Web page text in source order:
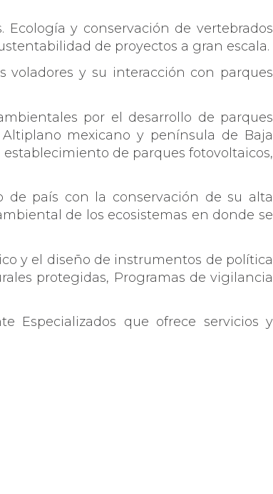
y conservación de vertebrados
de proyectos a gran escala.
voladores y su interacción con parques
por el desarrollo de parques
mexicano y península de Baja
de parques fotovoltaicos,
de país con la conservación de su alta
de los ecosistemas en donde se
y el diseño de instrumentos de política
protegidas, Programas de vigilancia
Especializados que ofrece servicios y